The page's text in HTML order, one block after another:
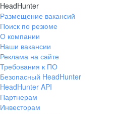
HeadHunter
Размещение вакансий
Поиск по резюме
О компании
Наши вакансии
Реклама на сайте
Требования к ПО
Безопасный HeadHunter
HeadHunter API
Партнерам
Инвесторам